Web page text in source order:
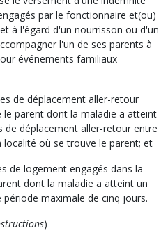
par le fonctionnaire et(ou)
à l'égard d'un nourrisson ou d'un
l'un de ses parents à
événements familiaux
de déplacement aller-retour
parent dont la maladie a atteint
déplacement aller-retour entre
localité où se trouve le parent; et
de logement engagés dans la
dont la maladie a atteint un
maximale de cinq jours.
)